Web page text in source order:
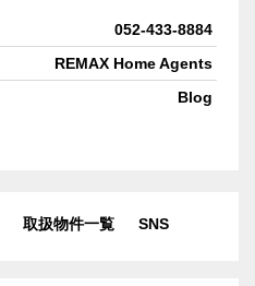
052-433-8884
REMAX Home Agents
Blog
取扱物件一覧 SNS